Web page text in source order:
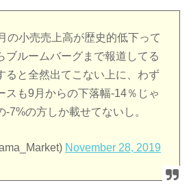
の小売売上高が歴史的低下って
ブルームバーグまで報道してる
ると全然出てこない上に、わず
スも9月からの下落幅-14％じゃ
-7%の方しか載せてないし。
November 28, 2019